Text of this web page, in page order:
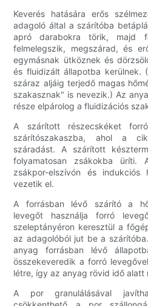
Keverés hatására erős
adagoló által a szárítóba
apró darabokra törik, majd
felmelegszik, megszárad, és
egymásnak ütköznek és
és fluidizált állapotba kerülnek.
száraz aljáig terjedő magas
szakasznak" is nevezik.) Az
része elpárolog a fluidizációs
A szárított részecskéket
szárítószakaszba, ahol a
száradást. A szárított
folyamatosan zsákokba
zsákpor-elszívón és indukciós
vezetik el.
A forrásban lévő szárító a
levegőt használja forró
szeleptányéron keresztül a
az adagolóból jut be a
anyag forrásban lévő
összekeveredik a forró
létre, így az anyag rövid idő alatt
A por granulálásával